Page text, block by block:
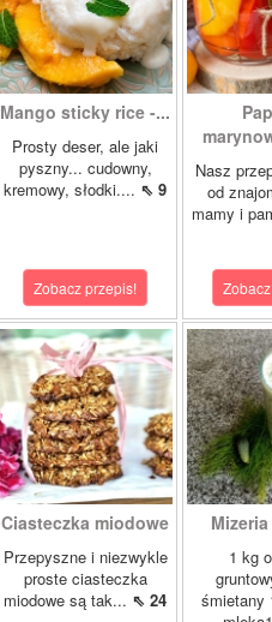
Mango sticky rice -...
Prosty deser, ale jaki
pyszny... cudowny,
kremowy, słodki.... ⇖ 9
Zobacz przepis!
Nasz
od
mamy i
Ciasteczka miodowe
Przepyszne i niezwykle
proste ciasteczka
miodowe są tak... ⇖ 24
1 kg
śmietany